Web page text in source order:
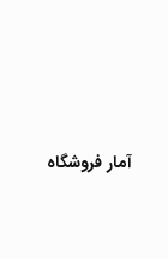
آمار فروشگاه